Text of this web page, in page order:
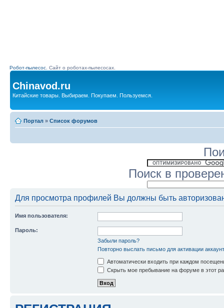
Робот-пылесос. Сайт о роботах-пылесосах.
Chinavod.ru
Китайские товары. Выбираем. Покупаем. Пользуемся.
Портал » Список форумов
Поиск в
Для просмотра профилей Вы должны быть
Имя пользователя:
Пароль:
Забыли пароль?
Повторно выслать письмо для активации
Автоматически входить при каждом
Скрыть мое пребывание на форуме в этот